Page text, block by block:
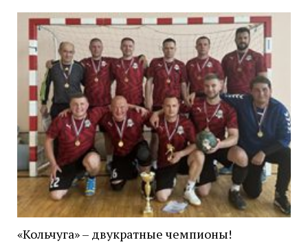
«Кольчуга» – двукратные чемпионы!